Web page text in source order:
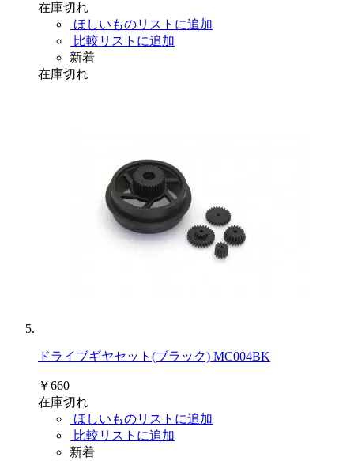
在庫切れ
ほしいものリストに追加
比較リストに追加
新着
在庫切れ
ドライブギヤセット(ブラック) MC004BK
￥660
在庫切れ
ほしいものリストに追加
比較リストに追加
新着